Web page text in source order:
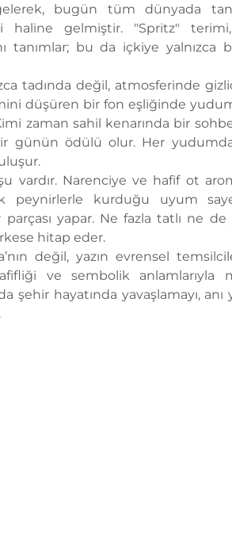
bugün tüm dünyada
haline gelmiştir. "Spritz"
tanımlar; bu da içkiye yalnızca
tadında değil, atmosferinde
düşüren bir fon eşliğinde
zaman sahil kenarında bir
günün ödülü olur. Her yudumda
vardır. Narenciye ve hafif ot
peynirlerle kurduğu uyum
yapar. Ne fazla tatlı ne
hitap eder.
değil, yazın evrensel
ve sembolik anlamlarıyla
şehir hayatında yavaşlamayı, anı